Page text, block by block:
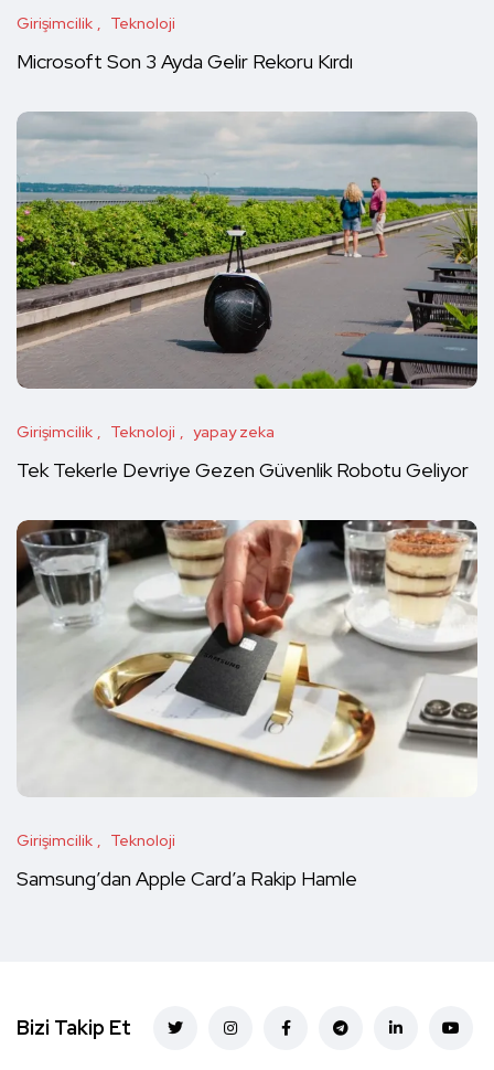
Girişimcilik Teknoloji
Microsoft Son 3 Ayda Gelir Rekoru Kırdı
Girişimcilik Teknoloji yapay zeka
Tek Tekerle Devriye Gezen Güvenlik Robotu Geliyor
Girişimcilik Teknoloji
Samsung’dan Apple Card’a Rakip Hamle
Bizi Takip Et